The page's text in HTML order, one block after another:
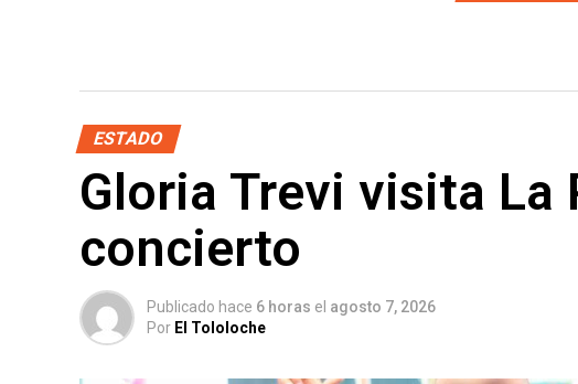
ESTADO
Gloria Trevi visita La
concierto
Publicado hace 6 horas el agosto 7, 2026
Por El Tololoche